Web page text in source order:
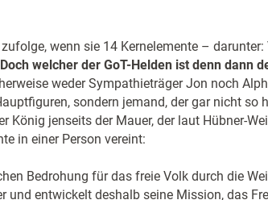
wenn sie 14 Kernelemente – darunter:
Doch welcher der GoT-Helden ist denn dann
weder Sympathieträger Jon noch
sondern jemand, der gar nicht so
König jenseits der Mauer, der laut Hübner-
in einer Person vereint:
Bedrohung für das freie Volk durch die
und entwickelt deshalb seine Mission, das